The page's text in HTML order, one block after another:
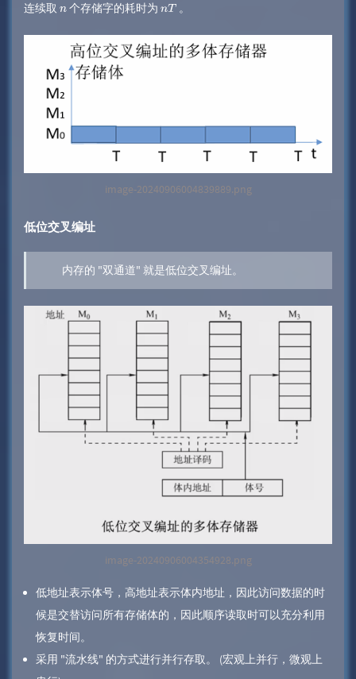
连续取 n 个存储字的耗时为nT 。
image-20240906004839889.png
低位交叉编址
内存的 "双通道" 就是低位交叉编址。
image-20240906004354928.png
低地址表示体号，高地址表示体内地址，因此访问数据的时
候是交替访问所有存储体的，因此顺序读取时可以充分利用
恢复时间。
采用 "流水线" 的方式进行并行存取。 (宏观上并行，微观上